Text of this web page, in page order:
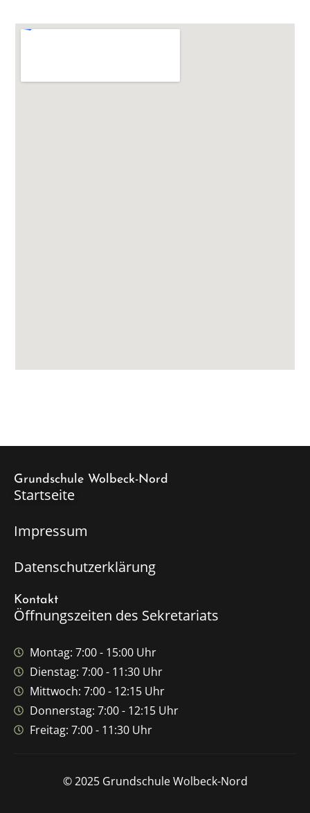
Grundschule Wolbeck-Nord
Startseite
Impressum
Datenschutzerklärung
Kontakt
Öffnungszeiten des Sekretariats
Montag: 7:00 - 15:00 Uhr
Dienstag: 7:00 - 11:30 Uhr
Mittwoch: 7:00 - 12:15 Uhr
Donnerstag: 7:00 - 12:15 Uhr
Freitag: 7:00 - 11:30 Uhr
© 2025 Grundschule Wolbeck-Nord